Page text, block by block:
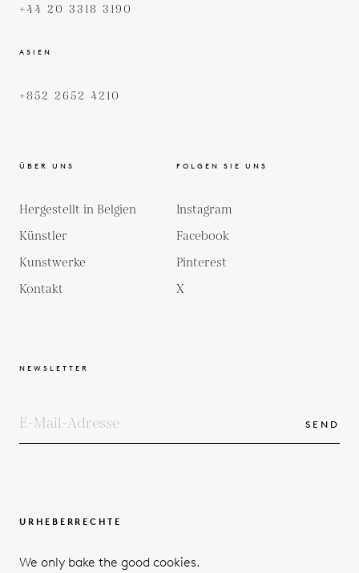
+44 20 3318 3190
ASIEN
+852 2652 4210
ÜBER UNS
Hergestellt in Belgien
Künstler
Kunstwerke
Kontakt
FOLGEN SIE UNS
Instagram
Facebook
Pinterest
X
NEWSLETTER
SEND
URHEBERRECHTE
We only bake the good cookies.